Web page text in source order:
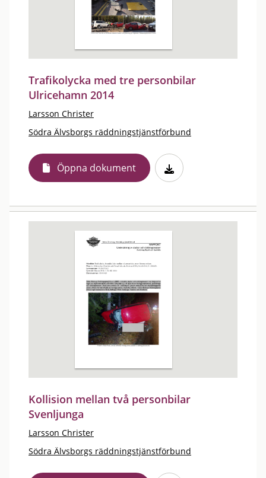
Trafikolycka med tre personbilar
Ulricehamn 2014
Larsson Christer
Södra Älvsborgs räddningstjänstförbund
Öppna dokument
Kollision mellan två personbilar
Svenljunga
Larsson Christer
Södra Älvsborgs räddningstjänstförbund